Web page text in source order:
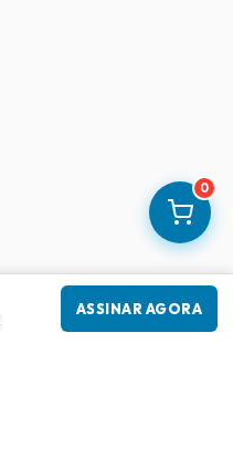
0
ASSINAR AGORA